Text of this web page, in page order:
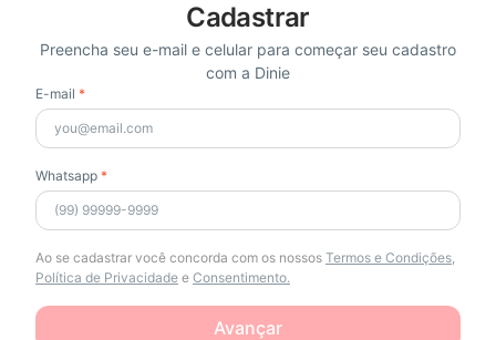
Cadastrar
Preencha seu e-mail e celular para começar seu cadastro
com a Dinie
E-mail *
Whatsapp *
Ao se cadastrar você concorda com os nossos Termos e Condições,
Política de Privacidade e Consentimento.
Avançar